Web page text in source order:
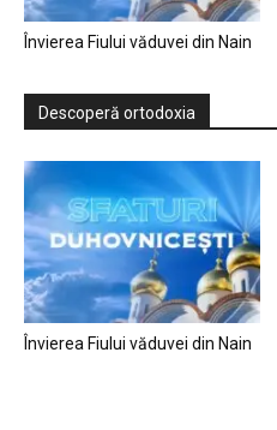
Învierea Fiului văduvei din Nain
Descoperă ortodoxia
Învierea Fiului văduvei din Nain